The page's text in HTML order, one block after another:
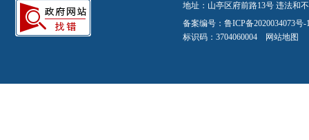
地址：山亭区府前路13号 违法和
备案编号： 鲁ICP备2020034073号-
标识码：3704060004 网站地图